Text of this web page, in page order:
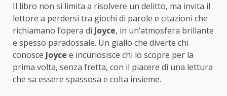
Il libro non si limita a risolvere un delitto, ma invita il
lettore a perdersi tra giochi di parole e citazioni che
richiamano l’opera di Joyce, in un’atmosfera brillante
e spesso paradossale. Un giallo che diverte chi
conosce Joyce e incuriosisce chi lo scopre per la
prima volta, senza fretta, con il piacere di una lettura
che sa essere spassosa e colta insieme.